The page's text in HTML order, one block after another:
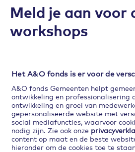
Het A&O fonds is er voor de
A&O fonds Gemeenten helpt
ontwikkeling en professionalisering
ontwikkeling en groei van
gepersonaliseerde website met
social mediafuncties, waarvoor
nodig zijn. Zie ook onze
content op maat en de beste
hieronder om de cookies toe te
Meld je aan voor
workshops
een van de workshops!
Maak je
krachtig
Kies de
of volg ze